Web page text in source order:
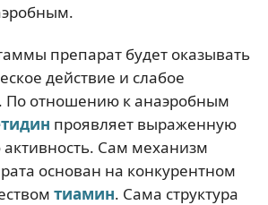
препарат будет оказывать
действие и слабое
По отношению к анаэробным
проявляет выраженную
Сам механизм
основан на конкурентном
тиамин. Сама структура